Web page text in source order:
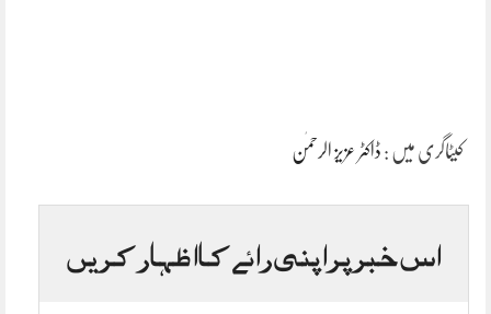
کیٹاگری میں : ڈاکٹر عزیز الرحمٰن
اس خبر پر اپنی رائے کا اظہار کریں